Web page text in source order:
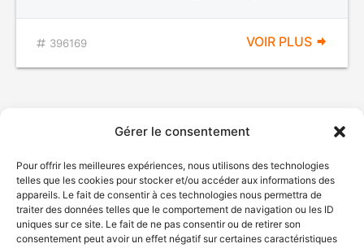
Gérer le consentement
Pour offrir les meilleures expériences, nous utilisons des technologies
telles que les cookies pour stocker et/ou accéder aux informations des
appareils. Le fait de consentir à ces technologies nous permettra de
traiter des données telles que le comportement de navigation ou les ID
uniques sur ce site. Le fait de ne pas consentir ou de retirer son
consentement peut avoir un effet négatif sur certaines caractéristiques
396169 VOIR PLUS